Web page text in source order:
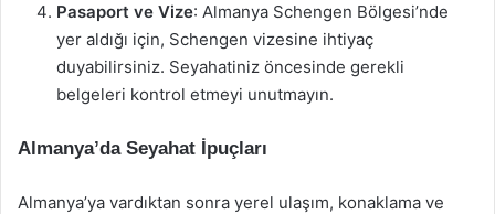
Pasaport ve Vize: Almanya Schengen Bölgesi’nde
yer aldığı için, Schengen vizesine ihtiyaç
duyabilirsiniz. Seyahatiniz öncesinde gerekli
belgeleri kontrol etmeyi unutmayın.
Almanya’da Seyahat İpuçları
Almanya’ya vardıktan sonra yerel ulaşım, konaklama ve